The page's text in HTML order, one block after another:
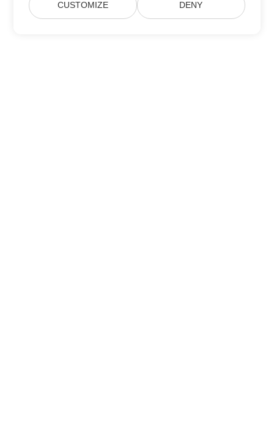
CUSTOMIZE DENY